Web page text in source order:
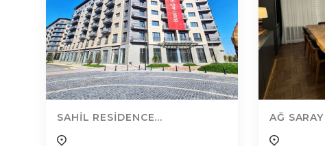
SAHİL RESİDENCE... AĞ